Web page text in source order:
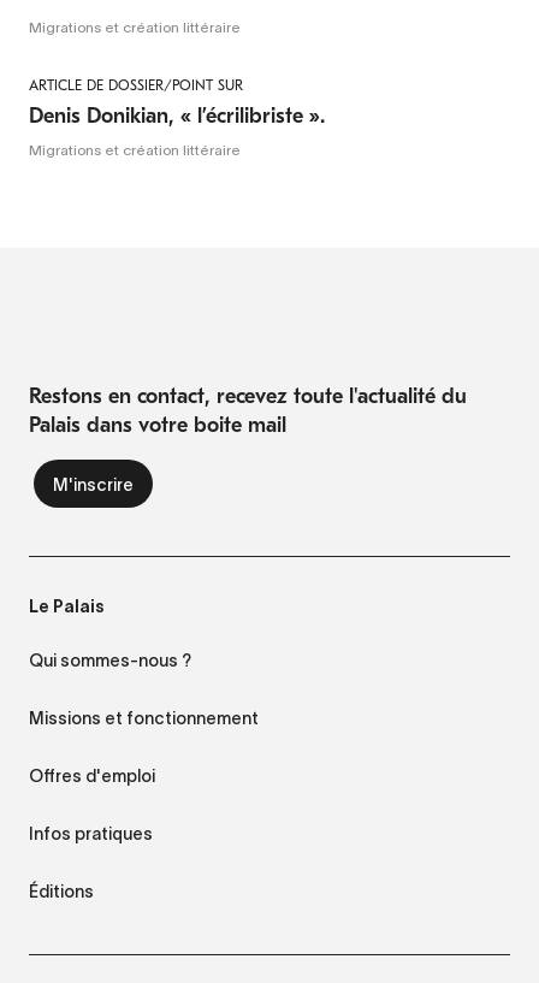
Migrations et création littéraire
ARTICLE DE DOSSIER/POINT SUR
Denis Donikian, « l’écrilibriste ».
Migrations et création littéraire
Restons en contact, recevez toute l'actualité du
Palais dans votre boite mail
Le Palais
Qui sommes-nous ?
Missions et fonctionnement
Offres d'emploi
Infos pratiques
Éditions